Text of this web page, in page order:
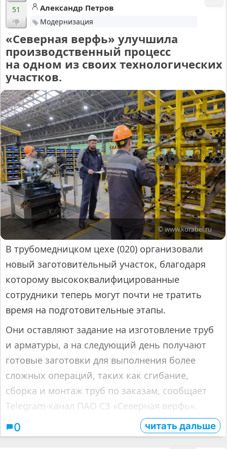
51 Александр Петров
Модернизация
«Северная верфь» улучшила
производственный процесс
на одном из своих технологических
участков.
© www.korabel.ru
В трубомедницком цехе (020) организовали
новый заготовительный участок, благодаря
которому высококвалифицированные
сотрудники теперь могут почти не тратить
время на подготовительные этапы.
Они оставляют задание на изготовление труб
и арматуры, а на следующий день получают
готовые заготовки для выполнения более
сложных операций, таких как сгибание,
сборка и монтаж труб по заказам, сообщает
Telegram-канал ПАО СЗ «Северная верфь».
0 читать дальше